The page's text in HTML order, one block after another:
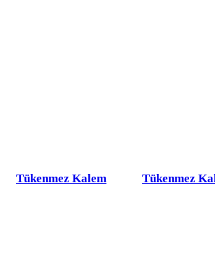
Tükenmez Kalem Tükenmez